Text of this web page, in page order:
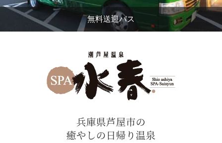
無料送迎バス
兵庫県芦屋市の
癒やしの日帰り温泉